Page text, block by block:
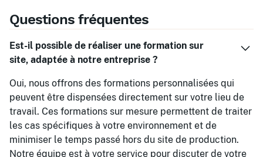
Questions fréquentes
Est-il possible de réaliser une formation sur
site, adaptée à notre entreprise ?
Oui, nous offrons des formations personnalisées qui
peuvent être dispensées directement sur votre lieu de
travail. Ces formations sur mesure permettent de traiter
les cas spécifiques à votre environnement et de
minimiser le temps passé hors du site de production.
Notre équipe est à votre service pour discuter de votre